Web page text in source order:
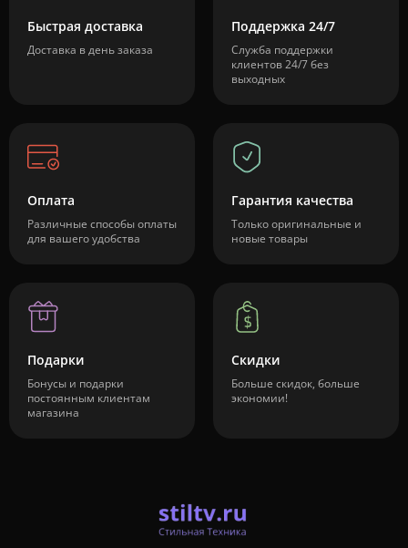
Быстрая доставка
Доставка в день заказа
Поддержка 24/7
Служба поддержки
клиентов 24/7 без
выходных
Оплата
Различные способы оплаты
для вашего удобства
Гарантия качества
Только оригинальные и
новые товары
Подарки
Бонусы и подарки
постоянным клиентам
магазина
Скидки
Больше скидок, больше
экономии!